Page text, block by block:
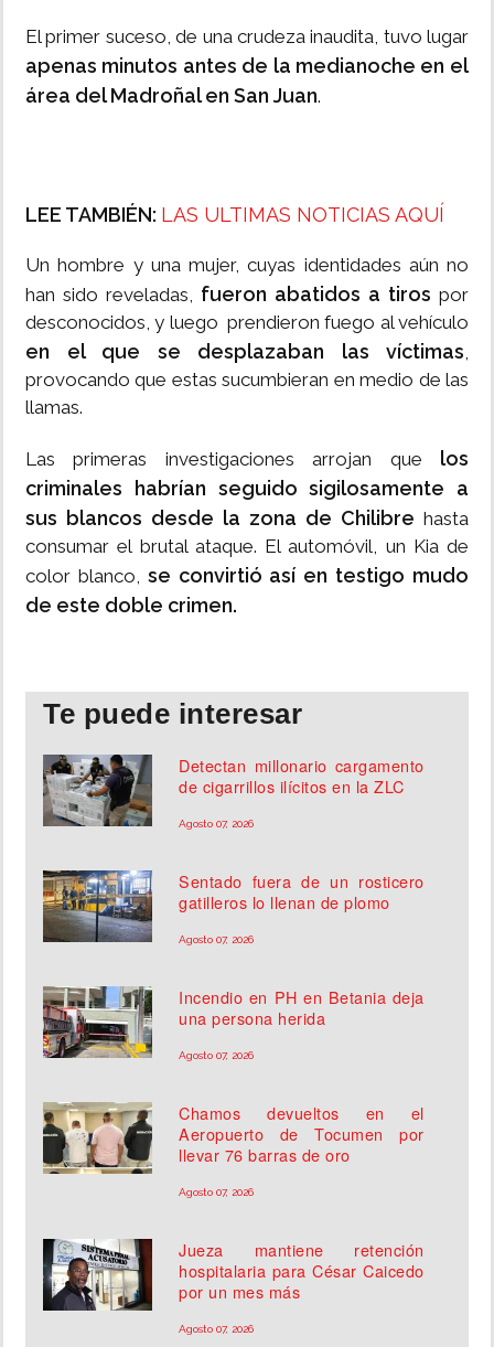
El primer suceso, de una crudeza inaudita, tuvo lugar
apenas minutos antes de la medianoche en el
área del Madroñal en San Juan.
LEE TAMBIÉN: LAS ULTIMAS NOTICIAS AQUÍ
Un hombre y una mujer, cuyas identidades aún no
han sido reveladas, fueron abatidos a tiros por
desconocidos, y luego prendieron fuego al vehículo
en el que se desplazaban las víctimas,
provocando que estas sucumbieran en medio de las
llamas.
Las primeras investigaciones arrojan que los
criminales habrían seguido sigilosamente a
sus blancos desde la zona de Chilibre hasta
consumar el brutal ataque. El automóvil, un Kia de
color blanco, se convirtió así en testigo mudo
de este doble crimen.
Te puede interesar
Detectan millonario cargamento
de cigarrillos ilícitos en la ZLC
Agosto 07, 2026
Sentado fuera de un rosticero
gatilleros lo llenan de plomo
Agosto 07, 2026
Incendio en PH en Betania deja
una persona herida
Agosto 07, 2026
Chamos devueltos en el
Aeropuerto de Tocumen por
llevar 76 barras de oro
Agosto 07, 2026
Jueza mantiene retención
hospitalaria para César Caicedo
por un mes más
Agosto 07, 2026